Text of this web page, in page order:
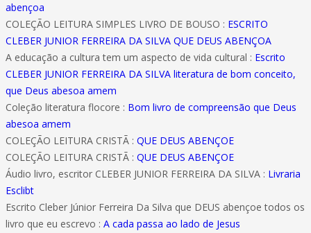
abençoa
COLEÇÃO LEITURA SIMPLES LIVRO DE BOUSO : ESCRITO
CLEBER JUNIOR FERREIRA DA SILVA QUE DEUS ABENÇOA
A educação a cultura tem um aspecto de vida cultural : Escrito
CLEBER JUNIOR FERREIRA DA SILVA literatura de bom conceito,
que Deus abesoa amem
Coleção literatura flocore : Bom livro de compreensão que Deus
abesoa amem
COLEÇÃO LEITURA CRISTÃ : QUE DEUS ABENÇOE
COLEÇÃO LEITURA CRISTÃ : QUE DEUS ABENÇOE
Áudio livro, escritor CLEBER JUNIOR FERREIRA DA SILVA : Livraria
Esclibt
Escrito Cleber Júnior Ferreira Da Silva que DEUS abençoe todos os
livro que eu escrevo : A cada passa ao lado de Jesus